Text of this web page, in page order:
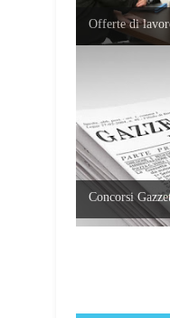
Offerte di
Concorsi